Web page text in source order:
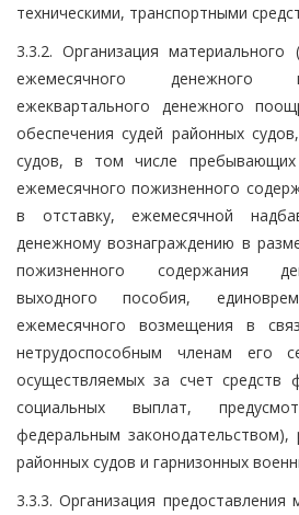
техническими, транспортными
3.3.2. Организация
ежемесячного денежного
ежеквартального денежного
обеспечения судей районных
судов, в том числе
ежемесячного пожизненного
в отставку, ежемесячной
денежному вознаграждению в
пожизненного содержания
выходного пособия,
ежемесячного возмещения в
нетрудоспособным членам его
осуществляемых за счет средств
социальных выплат,
федеральным законодательством),
районных судов и гарнизонных
3.3.3. Организация